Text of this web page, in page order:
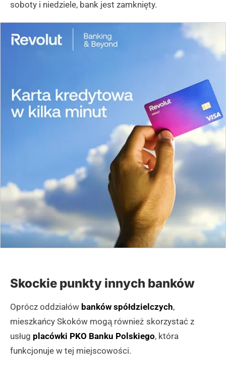
soboty i niedziele, bank jest zamknięty.
Skockie punkty innych banków
Oprócz oddziałów banków spółdzielczych,
mieszkańcy Skoków mogą również skorzystać z
usług placówki PKO Banku Polskiego, która
funkcjonuje w tej miejscowości.